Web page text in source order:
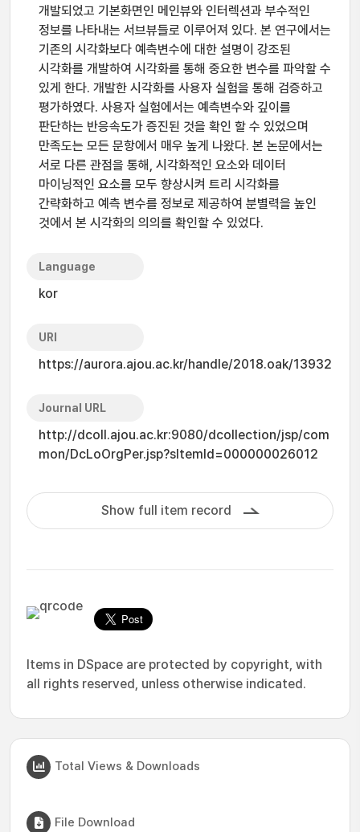
개발되었고 기본화면인 메인뷰와 인터렉션과 부수적인
정보를 나타내는 서브뷰들로 이루어져 있다. 본 연구에서는
기존의 시각화보다 예측변수에 대한 설명이 강조된
시각화를 개발하여 시각화를 통해 중요한 변수를 파악할 수
있게 한다. 개발한 시각화를 사용자 실험을 통해 검증하고
평가하였다. 사용자 실험에서는 예측변수와 깊이를
판단하는 반응속도가 증진된 것을 확인 할 수 있었으며
만족도는 모든 문항에서 매우 높게 나왔다. 본 논문에서는
서로 다른 관점을 통해, 시각화적인 요소와 데이터
마이닝적인 요소를 모두 향상시켜 트리 시각화를
간략화하고 예측 변수를 정보로 제공하여 분별력을 높인
것에서 본 시각화의 의의를 확인할 수 있었다.
Language
kor
URI
https://aurora.ajou.ac.kr/handle/2018.oak/13932
Journal URL
http://dcoll.ajou.ac.kr:9080/dcollection/jsp/com
mon/DcLoOrgPer.jsp?sItemId=000000026012
Show full item record
Items in DSpace are protected by copyright, with
all rights reserved, unless otherwise indicated.
Total Views & Downloads
File Download